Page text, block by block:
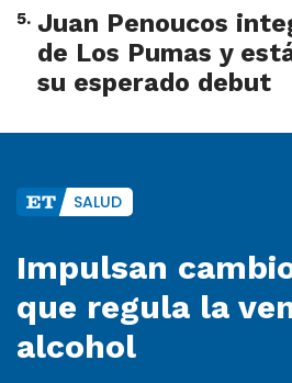
5. Juan Penoucos
de Los Pumas y
su esperado debut
SALUD
Impulsan
que regula la
alcohol